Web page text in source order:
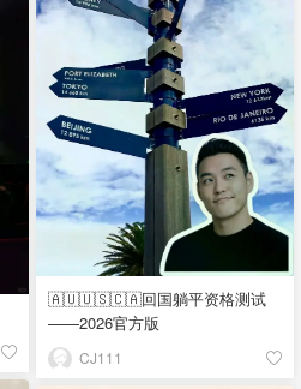
🇦🇺🇺🇸🇨🇦回国躺平资格测试
——2026官方版
CJ111